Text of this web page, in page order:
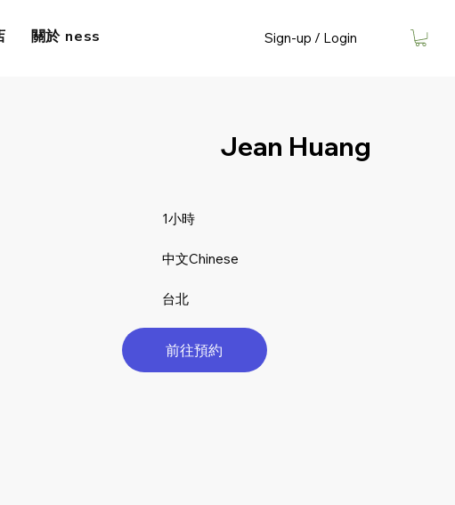
關於​ ness Sign-up / Login
Jean Huang
1小時
中文Chinese
台北
前往預約